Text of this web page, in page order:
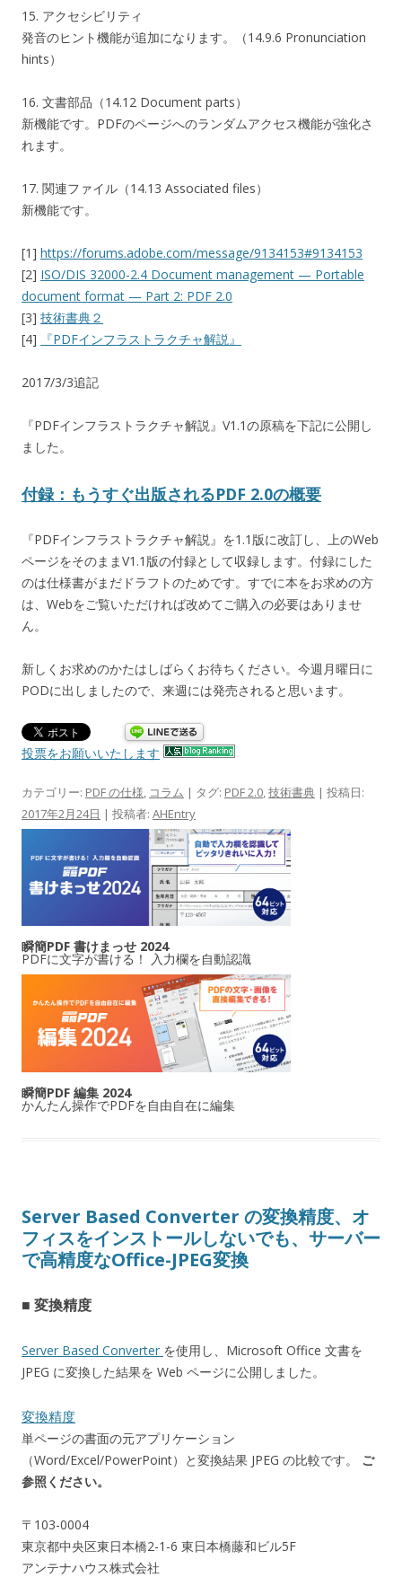
15. アクセシビリティ
発音のヒント機能が追加になります。（14.9.6 Pronunciation
hints）
16. 文書部品（14.12 Document parts）
新機能です。PDFのページへのランダムアクセス機能が強化さ
れます。
17. 関連ファイル（14.13 Associated files）
新機能です。
[1] https://forums.adobe.com/message/9134153#9134153
[2] ISO/DIS 32000-2.4 Document management — Portable
document format — Part 2: PDF 2.0
[3] 技術書典２
[4]
『PDFインフラストラクチャ解説』
2017/3/3追記
『PDFインフラストラクチャ解説』V1.1の原稿を下記に公開し
ました。
付録：もうすぐ出版されるPDF 2.0の概要
『PDFインフラストラクチャ解説』を1.1版に改訂し、上のWeb
ページをそのままV1.1版の付録として収録します。付録にした
のは仕様書がまだドラフトのためです。すでに本をお求めの方
は、Webをご覧いただければ改めてご購入の必要はありませ
ん。
新しくお求めのかたはしばらくお待ちください。今週月曜日に
PODに出しましたので、来週には発売されると思います。
投票をお願いいたします
カテゴリー: PDF の仕様, コラム | タグ: PDF 2.0,技術書典 | 投稿日:
2017年2月24日 | 投稿者: AHEntry
瞬簡PDF 書けまっせ 2024
PDFに文字が書ける！ 入力欄を自動認識
瞬簡PDF 編集 2024
かんたん操作でPDFを自由自在に編集
Server Based Converter の変換精度、オ
フィスをインストールしないでも、サーバー
で高精度なOffice-JPEG変換
■ 変換精度
Server Based Converter を使用し、Microsoft Office 文書を
JPEG に変換した結果を Web ページに公開しました。
変換精度
単ページの書面の元アプリケーション
（Word/Excel/PowerPoint）と変換結果 JPEG の比較です。 ご
参照ください。
〒103-0004
東京都中央区東日本橋2-1-6 東日本橋藤和ビル5F
アンテナハウス株式会社